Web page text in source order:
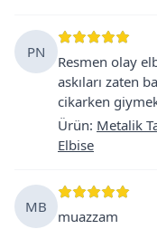
PN
Resmen olay
askıları zaten
cikarken
Ürün: Metalik
Elbise
MB
muazzam